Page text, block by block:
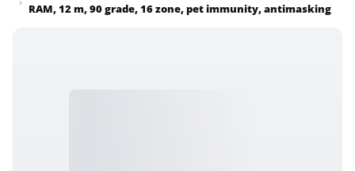
RAM, 12 m, 90 grade, 16 zone, pet immunity, antimasking